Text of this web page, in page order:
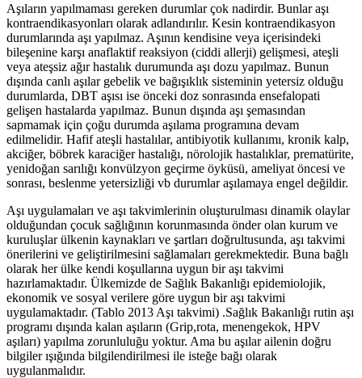
Aşıların yapılmaması gereken durumlar çok nadirdir. Bunlar aşı
kontraendikasyonları olarak adlandırılır. Kesin kontraendikasyon
durumlarında aşı yapılmaz. Aşının kendisine veya içerisindeki
bileşenine karşı anaflaktif reaksiyon (ciddi allerji) gelişmesi, ateşli
veya ateşsiz ağır hastalık durumunda aşı dozu yapılmaz. Bunun
dışında canlı aşılar gebelik ve bağışıklık sisteminin yetersiz olduğu
durumlarda, DBT aşısı ise önceki doz sonrasında ensefalopati
gelişen hastalarda yapılmaz. Bunun dışında aşı şemasından
sapmamak için çoğu durumda aşılama programına devam
edilmelidir. Hafif ateşli hastalılar, antibiyotik kullanımı, kronik kalp,
akciğer, böbrek karaciğer hastalığı, nörolojik hastalıklar, prematürite,
yenidoğan sarılığı konvülzyon geçirme öyküsü, ameliyat öncesi ve
sonrası, beslenme yetersizliği vb durumlar aşılamaya engel değildir.
Aşı uygulamaları ve aşı takvimlerinin oluşturulması dinamik olaylar
olduğundan çocuk sağlığının korunmasında önder olan kurum ve
kuruluşlar ülkenin kaynakları ve şartları doğrultusunda, aşı takvimi
önerilerini ve geliştirilmesini sağlamaları gerekmektedir. Buna bağlı
olarak her ülke kendi koşullarına uygun bir aşı takvimi
hazırlamaktadır. Ülkemizde de Sağlık Bakanlığı epidemiolojik,
ekonomik ve sosyal verilere göre uygun bir aşı takvimi
uygulamaktadır. (Tablo 2013 Aşı takvimi) .Sağlık Bakanlığı rutin aşı
programı dışında kalan aşıların (Grip,rota, menengekok, HPV
aşıları) yapılma zorunluluğu yoktur. Ama bu aşılar ailenin doğru
bilgiler ışığında bilgilendirilmesi ile isteğe bağı olarak
uygulanmalıdır.